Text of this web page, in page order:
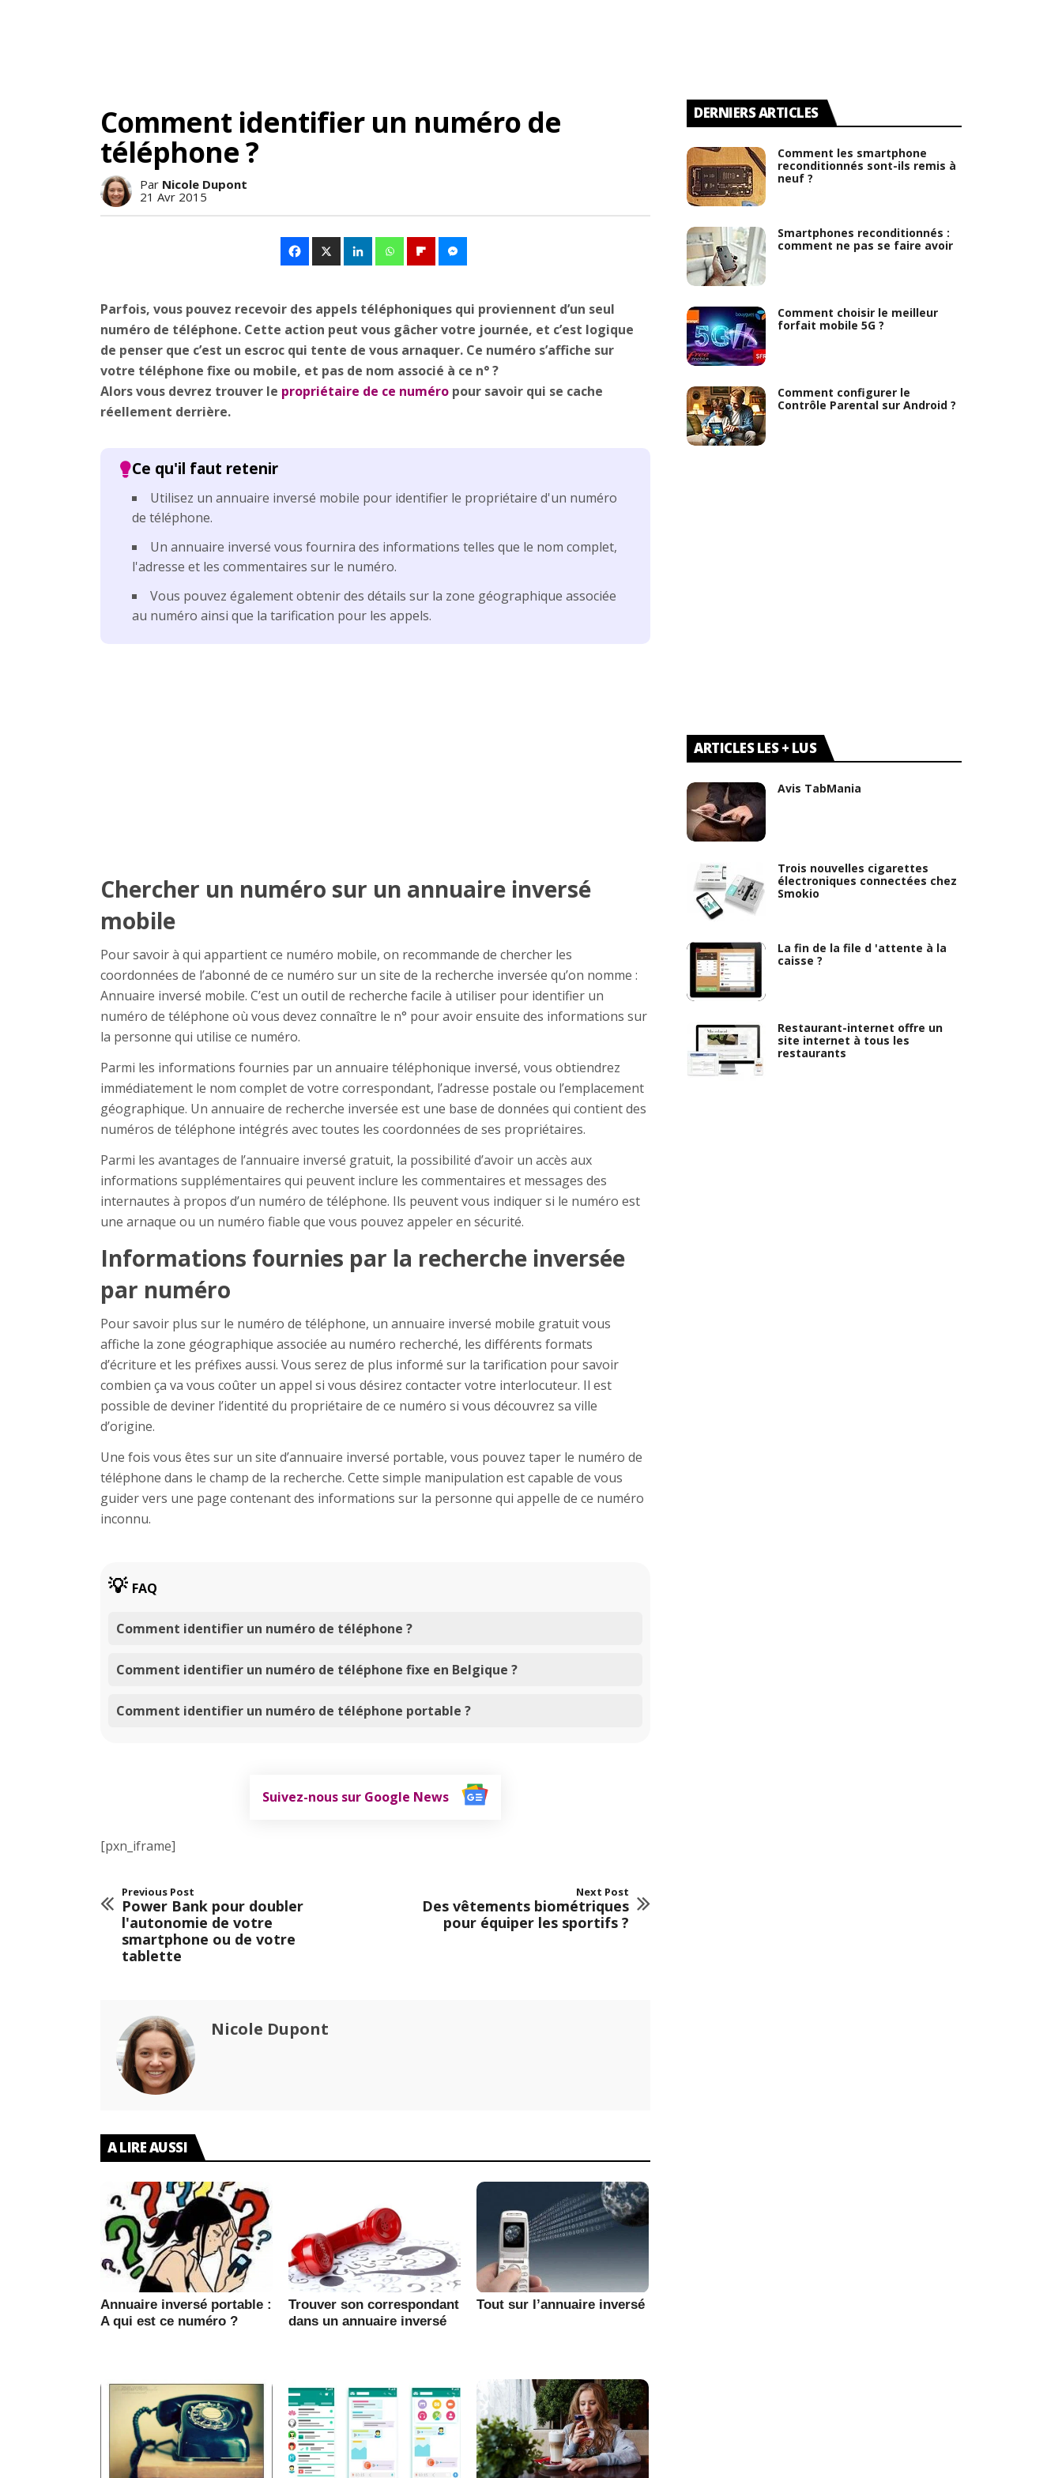
Comment identifier un numéro de
téléphone ?
Par Nicole Dupont
21 Avr 2015
Parfois, vous pouvez recevoir des appels téléphoniques qui proviennent d’un seul
numéro de téléphone. Cette action peut vous gâcher votre journée, et c’est logique
de penser que c’est un escroc qui tente de vous arnaquer. Ce numéro s’affiche sur
votre téléphone fixe ou mobile, et pas de nom associé à ce n° ?
Alors vous devrez trouver le propriétaire de ce numéro pour savoir qui se cache
réellement derrière.
Utilisez un annuaire inversé mobile pour identifier le propriétaire d'un numéro
de téléphone.
Un annuaire inversé vous fournira des informations telles que le nom complet,
l'adresse et les commentaires sur le numéro.
Vous pouvez également obtenir des détails sur la zone géographique associée
au numéro ainsi que la tarification pour les appels.
Chercher un numéro sur un annuaire inversé
mobile
Pour savoir à qui appartient ce numéro mobile, on recommande de chercher les
coordonnées de l’abonné de ce numéro sur un site de la recherche inversée qu’on nomme :
Annuaire inversé mobile. C’est un outil de recherche facile à utiliser pour identifier un
numéro de téléphone où vous devez connaître le n° pour avoir ensuite des informations sur
la personne qui utilise ce numéro.
Parmi les informations fournies par un annuaire téléphonique inversé, vous obtiendrez
immédiatement le nom complet de votre correspondant, l’adresse postale ou l’emplacement
géographique. Un annuaire de recherche inversée est une base de données qui contient des
numéros de téléphone intégrés avec toutes les coordonnées de ses propriétaires.
Parmi les avantages de l’annuaire inversé gratuit, la possibilité d’avoir un accès aux
informations supplémentaires qui peuvent inclure les commentaires et messages des
internautes à propos d’un numéro de téléphone. Ils peuvent vous indiquer si le numéro est
une arnaque ou un numéro fiable que vous pouvez appeler en sécurité.
Informations fournies par la recherche inversée
par numéro
Pour savoir plus sur le numéro de téléphone, un annuaire inversé mobile gratuit vous
affiche la zone géographique associée au numéro recherché, les différents formats
d’écriture et les préfixes aussi. Vous serez de plus informé sur la tarification pour savoir
combien ça va vous coûter un appel si vous désirez contacter votre interlocuteur. Il est
possible de deviner l’identité du propriétaire de ce numéro si vous découvrez sa ville
d’origine.
Une fois vous êtes sur un site d’annuaire inversé portable, vous pouvez taper le numéro de
téléphone dans le champ de la recherche. Cette simple manipulation est capable de vous
guider vers une page contenant des informations sur la personne qui appelle de ce numéro
inconnu.
FAQ
Comment identifier un numéro de téléphone ?
Comment identifier un numéro de téléphone fixe en Belgique ?
Comment identifier un numéro de téléphone portable ?
Suivez-nous sur Google News
[pxn_iframe]
Previous Post
Power Bank pour doubler
l'autonomie de votre
smartphone ou de votre
tablette
Next Post
Des vêtements biométriques
pour équiper les sportifs ?
Nicole Dupont
A LIRE AUSSI
Annuaire inversé portable :
A qui est ce numéro ?
Trouver son correspondant
dans un annuaire inversé
Tout sur l’annuaire inversé
DERNIERS ARTICLES
Comment les smartphone
reconditionnés sont-ils remis à
neuf ?
Smartphones reconditionnés :
comment ne pas se faire avoir
Comment choisir le meilleur
forfait mobile 5G ?
Comment configurer le
Contrôle Parental sur Android ?
ARTICLES LES + LUS
Avis TabMania
Trois nouvelles cigarettes
électroniques connectées chez
Smokio
La fin de la file d 'attente à la
caisse ?
Restaurant-internet offre un
site internet à tous les
restaurants